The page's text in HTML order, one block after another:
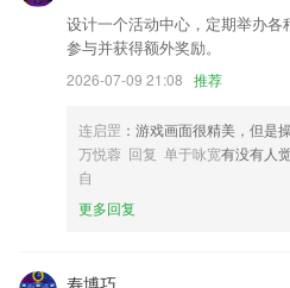
2.一对一答疑，针对性批改练习，课后
3.实名认证，这里只有艺术生及艺术生
上的朋友。
5.更好的享受学习评价服务，而且还
6.支持微信、QQ、微博等社交工具，
以上就是星空官方网站下载的介绍，
设计一个活动中心，定期举办
参与并获得额外奖励。
2026-07-09 21:08 推荐
连启罡 ：游戏画面很精美，但是
万悦蓉 回复 单于咏宽有没有人
自
更多回复
寿博巧